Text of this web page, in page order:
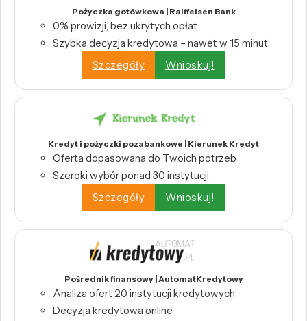
Pożyczka gotówkowa | Raiffeisen Bank
0% prowizji, bez ukrytych opłat
Szybka decyzja kredytowa – nawet w 15 minut
Szczegóły
Wnioskuj!
Kredyt i pożyczki pozabankowe | Kierunek Kredyt
Oferta dopasowana do Twoich potrzeb
Szeroki wybór ponad 30 instytucji
Szczegóły
Wnioskuj!
Pośrednik finansowy | AutomatKredytowy
Analiza ofert 20 instytucji kredytowych
Decyzja kredytowa online